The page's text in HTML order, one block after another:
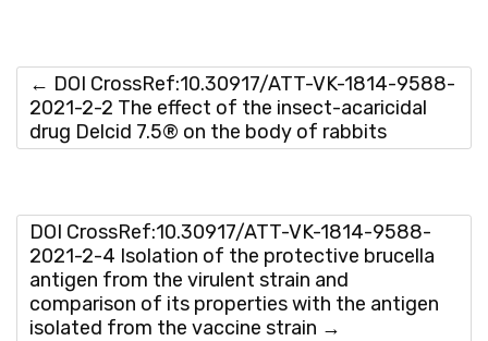
← DOI CrossRef:10.30917/ATT-VK-1814-9588-
2021-2-2 The effect of the insect-acaricidal
drug Delcid 7.5® on the body of rabbits
DOI CrossRef:10.30917/ATT-VK-1814-9588-
2021-2-4 Isolation of the protective brucella
antigen from the virulent strain and
comparison of its properties with the antigen
isolated from the vaccine strain →